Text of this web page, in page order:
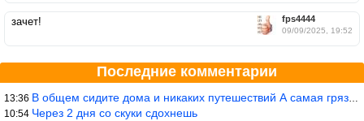
fps4444
09/09/2025, 19:52
зачет!
Последние комментарии
13:36 В общем сидите дома и никаких путешествий А самая грязная в от
10:54 Через 2 дня со скуки сдохнешь